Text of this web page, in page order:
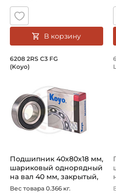
Способ фиксации на вал:
Натяг
Смазка:
Страна происхождения:
В корзину
Подшипник
Подшипник шариковый
6208 2RS C3 FG
(Koyo)
Подшипник 40х80х18 мм,
шариковый однорядный
на вал 40 мм, закрытый,
уве...
Вес товара 0.366 кг.